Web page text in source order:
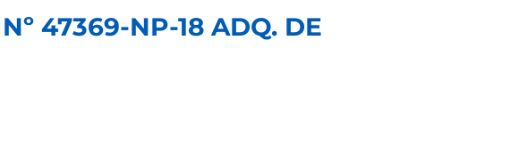
47369-NP-18 ADQ. DE